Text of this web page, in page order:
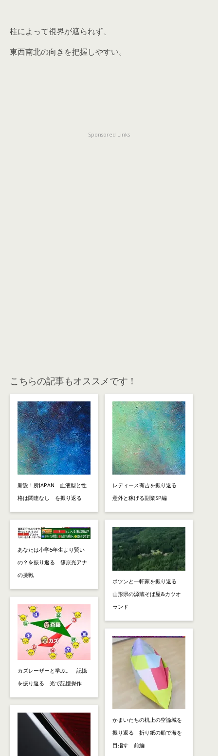
柱によって視界が遮られず、
東西南北の向きを把握しやすい。
Sponsored Links
こちらの記事もオススメです！
新説！所JAPAN 血液型と性
格は関連なし を振り返る
あなたは小学5年生より賢い
の？を振り返る 篠原光アナ
の挑戦
カズレーザーと学ぶ。 記憶
を振り返る 光で記憶操作
レディース有吉を振り返る
意外と稼げる副業SP編
ポツンと一軒家を振り返る
山形県の源蔵そば屋&カツオ
ランド
かまいたちの机上の空論城を
振り返る 折り紙の船で海を
目指す 前編